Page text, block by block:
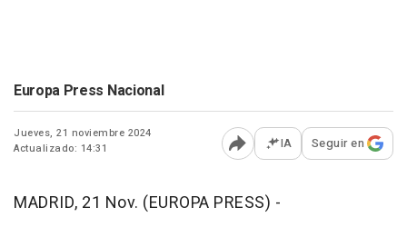
Europa Press Nacional
Jueves, 21 noviembre 2024
Actualizado: 14:31
Abrir opciones para
IA Seguir en
MADRID, 21 Nov. (EUROPA PRESS) -